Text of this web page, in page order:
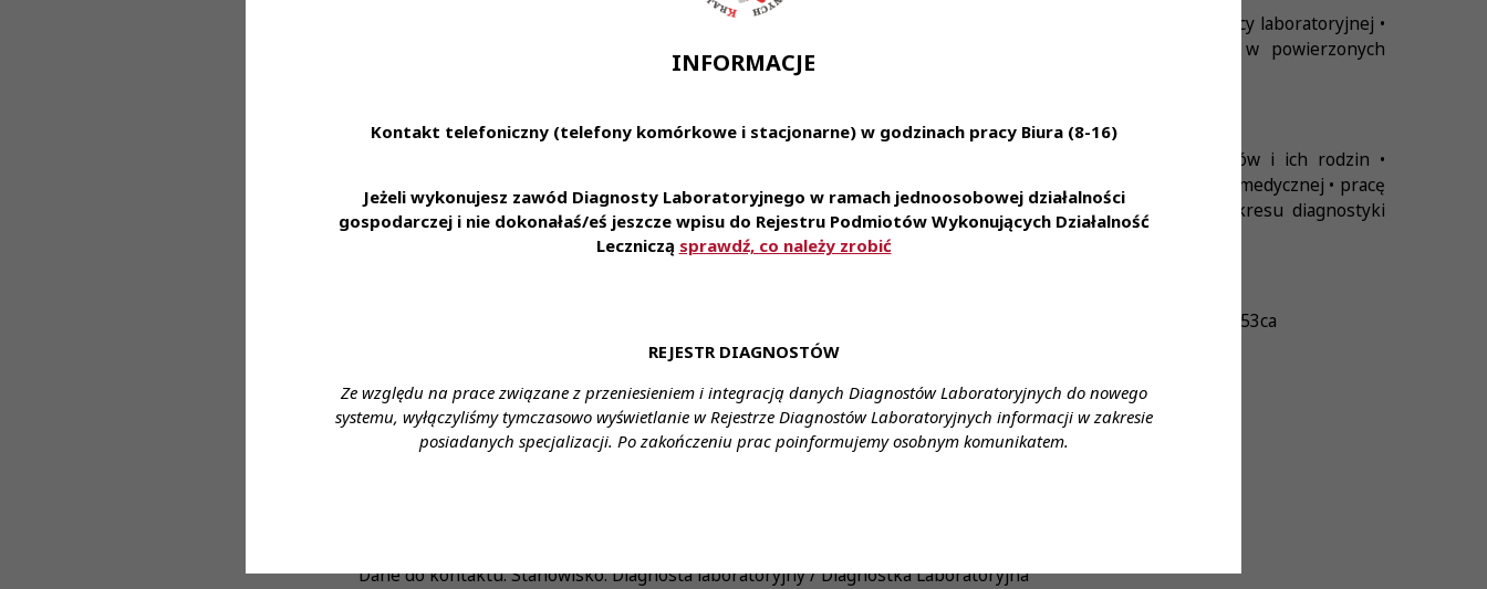
INFORMACJE
Kontakt telefoniczny (telefony komórkowe i stacjonarne) w godzinach pracy Biura (8-16)
Jeżeli wykonujesz zawód Diagnosty Laboratoryjnego w ramach jednoosobowej działalności
gospodarczej i nie dokonałaś/eś jeszcze wpisu do Rejestru Podmiotów Wykonujących Działalność
Leczniczą sprawdź, co należy zrobić
REJESTR DIAGNOSTÓW
Ze względu na prace związane z przeniesieniem i integracją danych Diagnostów Laboratoryjnych do nowego
systemu, wyłączyliśmy tymczasowo wyświetlanie w Rejestrze Diagnostów Laboratoryjnych informacji w zakresie
posiadanych specjalizacji. Po zakończeniu prac poinformujemy osobnym komunikatem.
• czynne Prawo Wykonywania Zawodu Diagnosty Laboratoryjnego • rozwinięte umiejętności manualne w pracy laboratoryjnej •
dobra organizacja pracy • umiejętność pracy w zespole • zaangażowanie, dokładność i sumienność w powierzonych
• stabilne zatrudnienie na podstawie umowy o pracę • zniżki na nasze usługi dla naszych Pracowników i ich rodzin •
dofinansowanie do karty Multisport oraz ubezpieczenie na życie • możliwość korzystania z prywatnej opieki medycznej • pracę
w nowoczesnym laboratorium pozwalającą na zapoznanie się i stosowanie najnowszej technologii z zakresu diagnostyki
laboratoryjnej • styczność z szerokim spectrum przypadków medycznych
https://system.erecruiter.pl/FormTemplates/RecruitmentForm.aspx?WebID=4bf02b2da5f247f586206cfa15fb53ca
Wymagane wykształcenie: wyższe
Proponowane wynagrodzenie: zgodnie z ustawą
Dane do kontaktu: Stanowisko: Diagnosta laboratoryjny / Diagnostka Laboratoryjna